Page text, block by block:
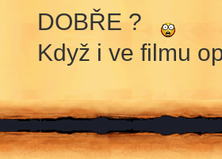
DOBŘE ?
Když i ve filmu